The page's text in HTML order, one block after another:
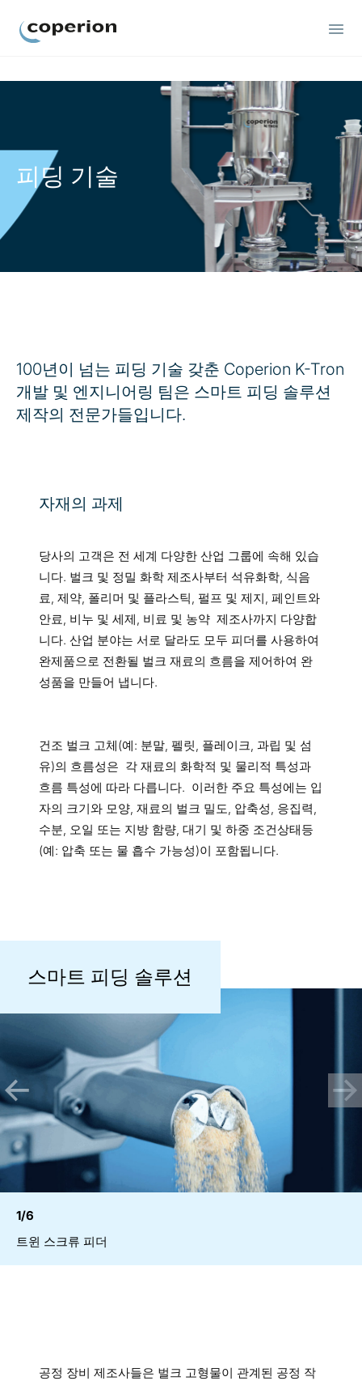
피딩 기술
100년이 넘는 피딩 기술 갖춘 Coperion K-Tron
개발 및 엔지니어링 팀은 스마트 피딩 솔루션
제작의 전문가들입니다.
자재의 과제
당사의 고객은 전 세계 다양한 산업 그룹에 속해 있습
니다. 벌크 및 정밀 화학 제조사부터 석유화학, 식음
료, 제약, 폴리머 및 플라스틱, 펄프 및 제지, 페인트와
안료, 비누 및 세제, 비료 및 농약 제조사까지 다양합
니다. 산업 분야는 서로 달라도 모두 피더를 사용하여
완제품으로 전환될 벌크 재료의 흐름을 제어하여 완
성품을 만들어 냅니다.
건조 벌크 고체(예: 분말, 펠릿, 플레이크, 과립 및 섬
유)의 흐름성은 각 재료의 화학적 및 물리적 특성과
흐름 특성에 따라 다릅니다. 이러한 주요 특성에는 입
자의 크기와 모양, 재료의 벌크 밀도, 압축성, 응집력,
수분, 오일 또는 지방 함량, 대기 및 하중 조건상태등
(예: 압축 또는 물 흡수 가능성)이 포함됩니다.
스마트 피딩 솔루션
1/6
트윈 스크류 피더
공정 장비 제조사들은 벌크 고형물이 관계된 공정 작